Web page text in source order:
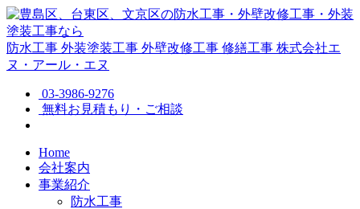
防水工事 外装塗装工事 外壁改修工事 修繕工事 株式会社エ
ヌ・アール・エヌ
03-3986-9276
無料お見積もり・ご相談
Home
会社案内
事業紹介
防水工事